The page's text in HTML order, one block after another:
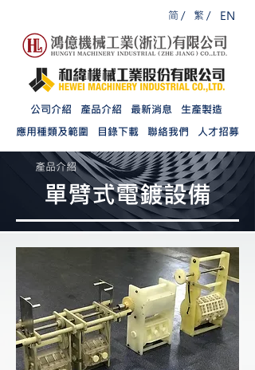
简 / 繁 / EN
公司介紹 產品介紹 最新消息
生產製造
應用種類及範圍
目錄下載 聯絡我們 人才招募
產品介紹
單臂式電鍍設備